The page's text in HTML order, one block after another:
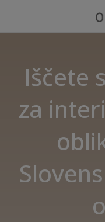
Iščete
za